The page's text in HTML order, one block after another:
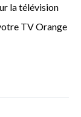
la télévision
TV Orange